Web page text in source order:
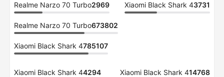
Realme Narzo 70 Turbo2969 Xiaomi Black Shark 43731
Realme Narzo 70 Turbo673802
Xiaomi Black Shark 4785107
Xiaomi Black Shark 44294 Xiaomi Black Shark 414768